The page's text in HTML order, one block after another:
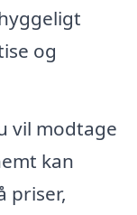
og
vil modtage
kan
priser,